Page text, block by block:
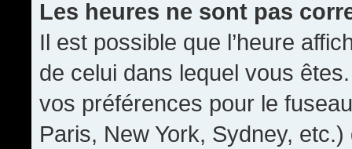
Les heures ne sont pas
Il est possible que l’heure
de celui dans lequel vous
vos préférences pour le
Paris, New York, Sydney,